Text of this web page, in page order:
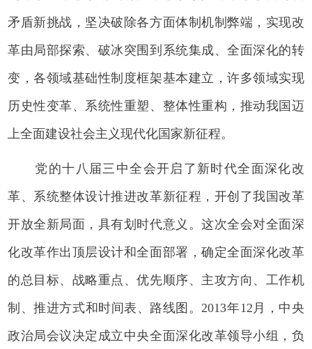
矛盾新挑战，坚决破除各方面体制机制弊端，实现改
革由局部探索、破冰突围到系统集成、全面深化的转
变，各领域基础性制度框架基本建立，许多领域实现
历史性变革、系统性重塑、整体性重构，推动我国迈
上全面建设社会主义现代化国家新征程。
党的十八届三中全会开启了新时代全面深化改
革、系统整体设计推进改革新征程，开创了我国改革
开放全新局面，具有划时代意义。这次全会对全面深
化改革作出顶层设计和全面部署，确定全面深化改革
的总目标、战略重点、优先顺序、主攻方向、工作机
制、推进方式和时间表、路线图。2013年12月，中央
政治局会议决定成立中央全面深化改革领导小组，负